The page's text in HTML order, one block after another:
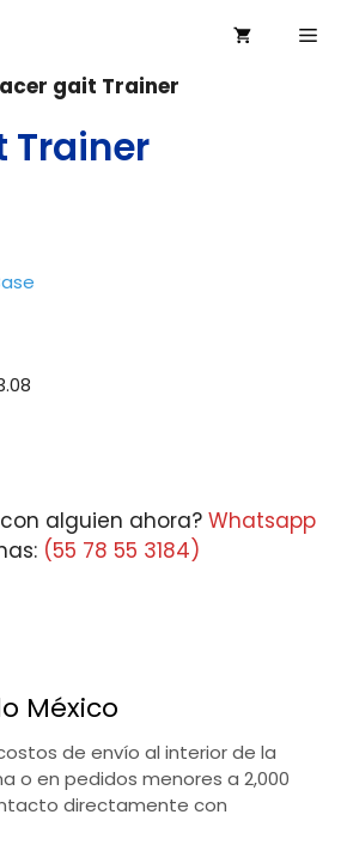
gait Trainer
Trainer
alguien ahora? Whatsapp
(55 78 55 3184)
México
de envío al interior de la
o en pedidos menores a 2,000
directamente con